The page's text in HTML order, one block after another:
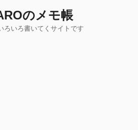
のメモ帳
ろいろ書いてくサイトです